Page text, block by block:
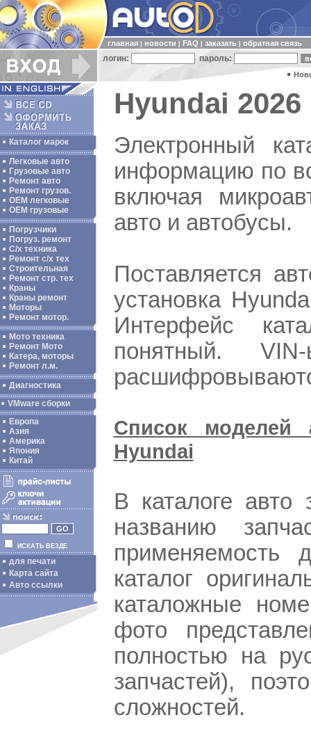
главная новости FAQ заказать обратная связь
логин: пароль:
Каталог марок
Легковые авто
Грузовые авто
Ремонт авто
Ремонт грузов.
ОЕМ легковые
OEM грузовые
Погрузчики
Погруз. ремонт
С/х техника
Ремонт с/х тех
Строительная
Ремонт стр. тех
Краны
Краны ремонт
Моторы
Ремонт мотор.
Мото техника
Ремонт Мото
Катера, моторы
Ремонт л.м.
Диагностика
VMware сборки
Европа
Азия
Америка
Япония
Китай
ИСКАТЬ ВЕЗДЕ
для печати
Карта сайта
Авто ссылки
Hyundai 2026
Электронный
информацию по
включая
авто и автобусы.
Поставляется
установка
Интерфейс
понятный.
Список моделей
Hyundai
В каталоге авто
названию
применяемость
каталог
каталожные
фото
полностью на
запчастей),
сложностей.